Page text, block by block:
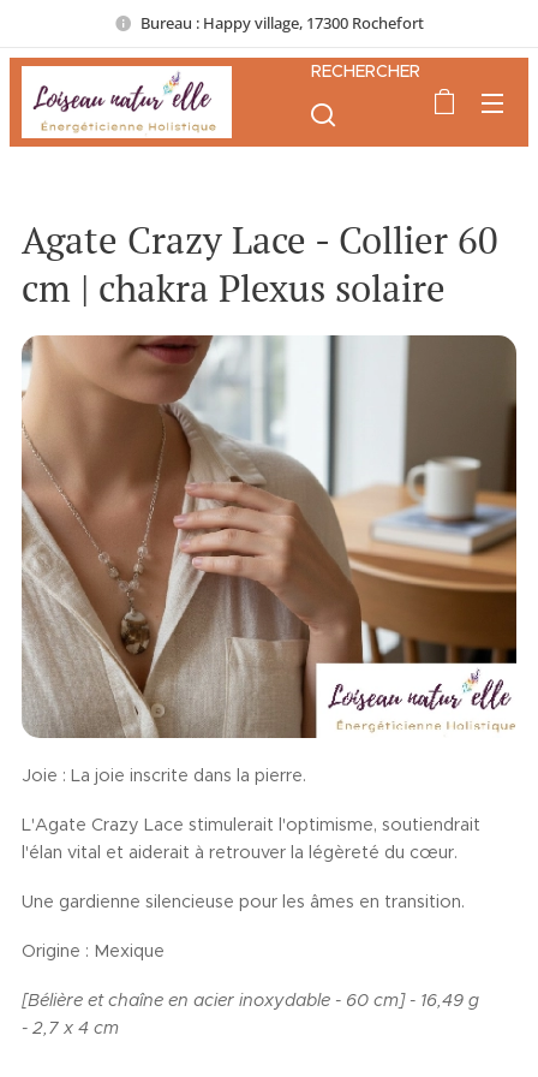
Bureau : Happy village, 17300 Rochefort
RECHERCHER
Agate Crazy Lace - Collier 60
cm | chakra Plexus solaire
Joie : La joie inscrite dans la pierre.
L'Agate Crazy Lace stimulerait l'optimisme, soutiendrait
l'élan vital et aiderait à retrouver la légèreté du cœur.
Une gardienne silencieuse pour les âmes en transition.
Origine : Mexique
[Bélière et chaîne en acier inoxydable - 60 cm] - 16,49 g
- 2,7 x 4 cm